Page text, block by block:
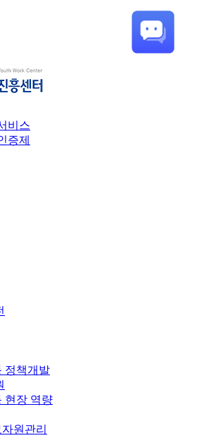
비스
증제
정책개발
현장 역량
원관리